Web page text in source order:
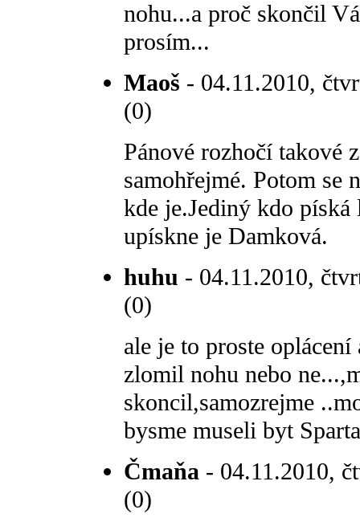
nohu...a proč skončil
prosím...
Maoš - 04.11.2010,
(0)
Pánové rozhočí takové
samohřejmé. Potom se
kde je.Jediný kdo
upískne je Damková.
huhu - 04.11.2010,
(0)
ale je to proste
zlomil nohu nebo
skoncil,samozrejme
bysme museli byt
Čmaňa - 04.11.2010,
(0)